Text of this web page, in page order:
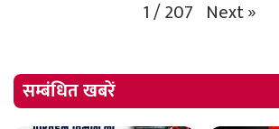
1/207 Next»
सम्बंधित खबरें